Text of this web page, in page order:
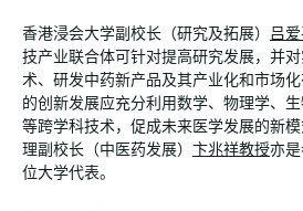
香港浸会大学副校长（研究及拓展） 吕
技产业联合体可针对提高研究发展，并
术、研发中药新产品及其产业化和市场
的创新发展应充分利用数学、物理学、
等跨学科技术，促成未来医学发展的新
理副校长（中医药发展） 卞兆祥教授亦
位大学代表。